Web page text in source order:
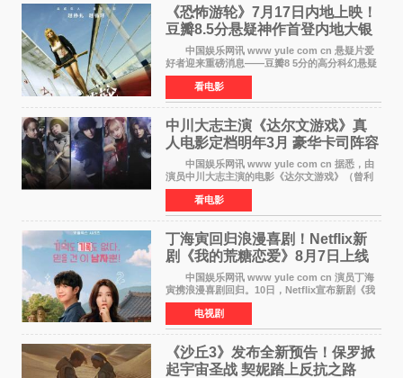
《恐怖游轮》7月17日内地上映！
豆瓣8.5分悬疑神作首登内地大银
中国娱乐网讯 www yule com cn 悬疑片爱
好者迎来重磅消息——豆瓣8 5分的高分科幻悬疑
电影《恐怖游轮》正式宣布定档7月17日在内地上
映。这部由英国导演克里斯托弗·史密斯执导、惊
悚片女王梅
看电影
中川大志主演《达尔文游戏》真
人电影定档明年3月 豪华卡司阵容
公开
中国娱乐网讯 www yule com cn 据悉，由
演员中川大志主演的电影《达尔文游戏》（曾利
文彦执导）将于明年3月12日上映，该消息于7月9
日公布。 本片为累计发行量突破1000万册的
同名漫画的真
看电影
丁海寅回归浪漫喜剧！Netflix新
剧《我的荒糖恋爱》8月7日上线
中国娱乐网讯 www yule com cn 演员丁海
寅携浪漫喜剧回归。10日，Netflix宣布新剧《我
的荒糖恋爱》将于下月7日上线。 《我的荒糖
恋爱》是一部浪漫喜剧，讲述患上失忆症的检察
官高恩彩与
电视剧
《沙丘3》发布全新预告！保罗掀
起宇宙圣战 契妮踏上反抗之路